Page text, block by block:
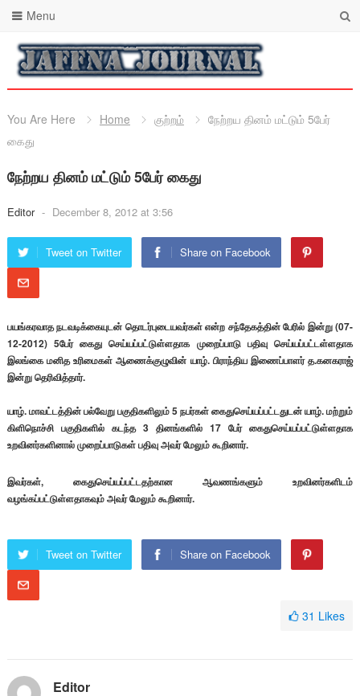
Menu
You Are Here Home குற்றம்
நேற்றய தினம் மட்டும் 5பேர்
கைது
நேற்றய தினம் மட்டும் 5பேர் கைது
Editor - December 8, 2012 at 3:56
Tweet on Twitter Share on Facebook
பயங்கரவாத நடவடிக்கையுடன் தொடர்புடையவர்கள் என்ற சந்தேகத்தின் பேரில் இன்று (07-
12-2012) 5பேர் கைது செய்யப்பட்டுள்ளதாக முறைப்பாடு பதிவு செய்யப்பட்டள்ளதாக
இலங்கை மனித உரிமைகள் ஆணைக்குழுவின் யாழ். பிராந்திய இணைப்பாளர் த.கனகராஜ்
இன்று தெரிவித்தார்.
யாழ். மாவட்டத்தின் பல்வேறு பகுதிகளிலும் 5 நபர்கள் கைதுசெய்யப்பட்டதுடன் யாழ். மற்றும்
கிளிநொச்சி பகுதிகளில் கடந்த 3 தினங்களில் 17 பேர் கைதுசெய்யப்பட்டுள்ளதாக
உறவினர்களினால் முறைப்பாடுகள் பதிவு அவர் மேலும் கூறினார்.
இவர்கள், கைதுசெய்யப்பட்டதற்கான ஆவணங்களும் உறவினர்களிடம்
வழங்கப்பட்டுள்ளதாகவும் அவர் மேலும் கூறினார்.
Tweet on Twitter Share on Facebook
31 Likes
Editor